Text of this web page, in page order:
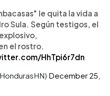
le quita la vida a
Sula. Según testigos, el
el rostro.
HhTpi6r7dn
December 25,